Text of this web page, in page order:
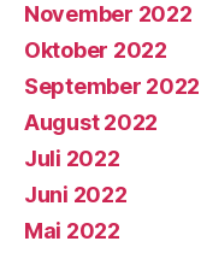
November 2022
Oktober 2022
September 2022
August 2022
Juli 2022
Juni 2022
Mai 2022